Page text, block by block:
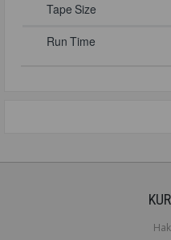
Tape Size
Run Time